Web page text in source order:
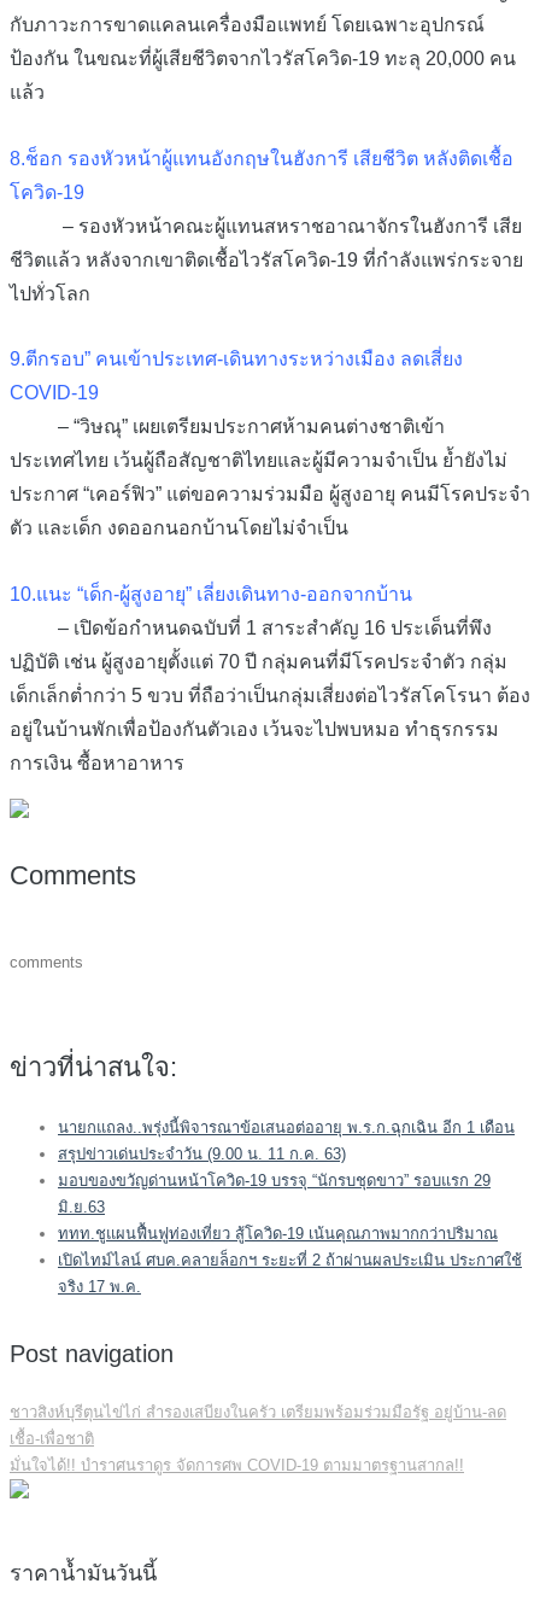
กับภาวะการขาดแคลนเครื่องมือแพทย์ โดยเฉพาะอุปกรณ์
ป้องกัน ในขณะที่ผู้เสียชีวิตจากไวรัสโควิด-19 ทะลุ 20,000 คน
แล้ว
8.ช็อก รองหัวหน้าผู้แทนอังกฤษในฮังการี เสียชีวิต หลังติดเชื้อ
โควิด-19
– รองหัวหน้าคณะผู้แทนสหราชอาณาจักรในฮังการี เสีย
ชีวิตแล้ว หลังจากเขาติดเชื้อไวรัสโควิด-19 ที่กำลังแพร่กระจาย
ไปทั่วโลก
9.ตีกรอบ” คนเข้าประเทศ-เดินทางระหว่างเมือง ลดเสี่ยง
COVID-19
– “วิษณุ” เผยเตรียมประกาศห้ามคนต่างชาติเข้า
ประเทศไทย เว้นผู้ถือสัญชาติไทยและผู้มีความจำเป็น ย้ำยังไม่
ประกาศ “เคอร์ฟิว” แต่ขอความร่วมมือ ผู้สูงอายุ คนมีโรคประจำ
ตัว และเด็ก งดออกนอกบ้านโดยไม่จำเป็น
10.แนะ “เด็ก-ผู้สูงอายุ” เลี่ยงเดินทาง-ออกจากบ้าน
– เปิดข้อกำหนดฉบับที่ 1 สาระสำคัญ 16 ประเด็นที่พึง
ปฏิบัติ เช่น ผู้สูงอายุตั้งแต่ 70 ปี กลุ่มคนที่มีโรคประจำตัว กลุ่ม
เด็กเล็กต่ำกว่า 5 ขวบ ที่ถือว่าเป็นกลุ่มเสี่ยงต่อไวรัสโคโรนา ต้อง
อยู่ในบ้านพักเพื่อป้องกันตัวเอง เว้นจะไปพบหมอ ทำธุรกรรม
การเงิน ซื้อหาอาหาร
Comments
comments
ข่าวที่น่าสนใจ:
นายกแถลง..พรุ่งนี้พิจารณาข้อเสนอต่ออายุ พ.ร.ก.ฉุกเฉิน อีก 1 เดือน
สรุปข่าวเด่นประจำวัน (9.00 น. 11 ก.ค. 63)
มอบของขวัญด่านหน้าโควิด-19 บรรจุ “นักรบชุดขาว” รอบแรก 29
มิ.ย.63
ททท.ชูแผนฟื้นฟูท่องเที่ยว สู้โควิด-19 เน้นคุณภาพมากกว่าปริมาณ
เปิดไทม์ไลน์ ศบค.คลายล็อกฯ ระยะที่ 2 ถ้าผ่านผลประเมิน ประกาศใช้
จริง 17 พ.ค.
Post navigation
ชาวสิงห์บุรีตุนไข่ไก่ สำรองเสบียงในครัว เตรียมพร้อมร่วมมือรัฐ อยู่บ้าน-ลด
เชื้อ-เพื่อชาติ
มั่นใจได้!! บำราศนราดูร จัดการศพ COVID-19 ตามมาตรฐานสากล!!
ราคาน้ำมันวันนี้